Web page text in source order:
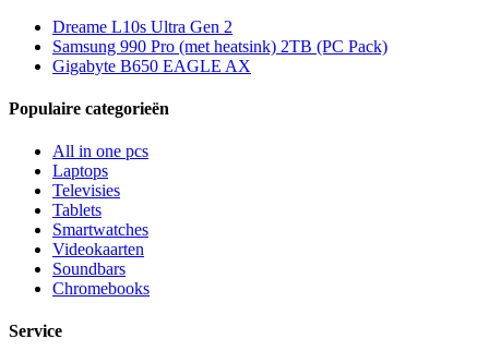
Dreame L10s Ultra Gen 2
Samsung 990 Pro (met heatsink) 2TB (PC Pack)
Gigabyte B650 EAGLE AX
Populaire categorieën
All in one pcs
Laptops
Televisies
Tablets
Smartwatches
Videokaarten
Soundbars
Chromebooks
Service